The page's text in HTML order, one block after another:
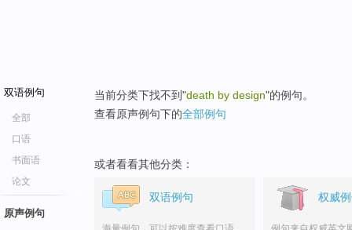
双语例句
全部
口语
书面语
论文
原声例句
当前分类下找不到"death by design"的例句。
查看原声例句下的全部例句
或者看看其他分类：
双语例句 权威